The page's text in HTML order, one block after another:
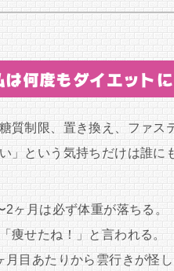
は何度もダイエット
質制限、置き換え、ファス
い」という気持ちだけは誰に
2ヶ月は必ず体重が落ちる。
痩せたね！」と言われる。
月目あたりから雲行きが怪し